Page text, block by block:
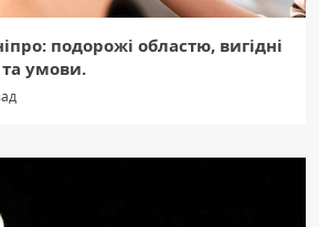
подорожі областю, вигідні
умови.